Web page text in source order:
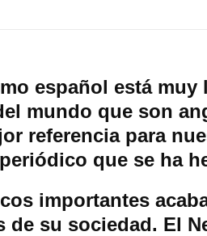
español está muy
mundo que son
referencia para
que se ha
importantes
su sociedad. El